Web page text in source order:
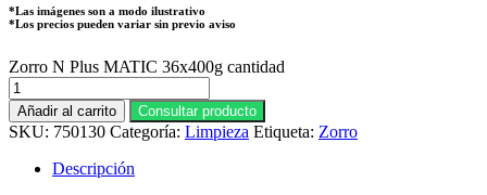
*Las imágenes son a modo ilustrativo
*Los precios pueden variar sin previo aviso
Zorro N Plus MATIC 36x400g cantidad
Añadir al carrito Consultar producto
SKU: 750130 Categoría: Limpieza Etiqueta: Zorro
Descripción